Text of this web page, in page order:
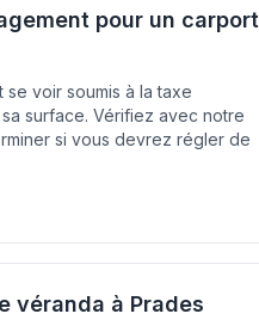
pour un carport
voir soumis à la taxe
surface. Vérifiez avec notre
si vous devrez régler de
véranda à Prades